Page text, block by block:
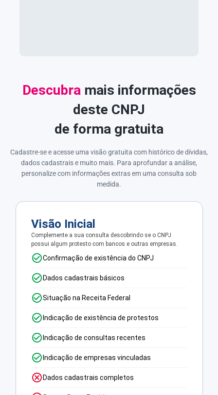
Descubramais informações
deste CNPJ
de forma gratuita
Cadastre-se e acesse uma visão gratuita com histórico de dívidas,
dados cadastrais e muito mais. Para aprofundar a análise,
personalize com informações extras em uma consulta sob
medida.
Visão Inicial
Complemente a sua consulta descobrindo se o CNPJ
possui algum protesto com bancos e outras empresas.
Confirmação de existência do CNPJ
Dados cadastrais básicos
Situação na Receita Federal
Indicação de existência de protestos
Indicação de consultas recentes
Indicação de empresas vinculadas
Dados cadastrais completos